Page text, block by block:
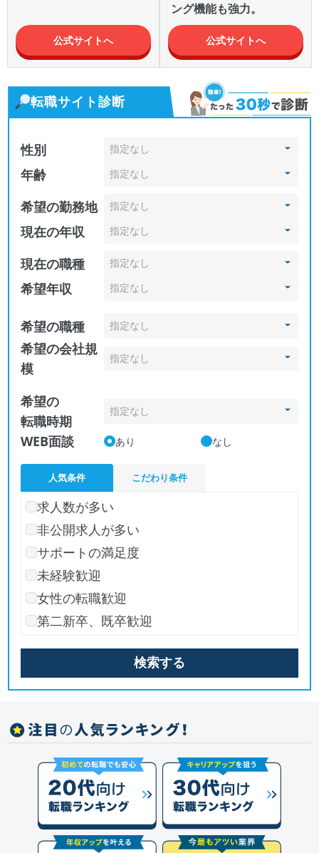
公式サイトへ
ング機能も強力。
公式サイトへ
転職サイト診断
性別
年齢
希望の勤務地
現在の年収
現在の職種
希望年収
希望の職種
希望の会社規
模
希望の
転職時期
WEB面談
あり なし
人気条件 こだわり条件
求人数が多い
非公開求人が多い
サポートの満足度
未経験歓迎
女性の転職歓迎
第二新卒、既卒歓迎